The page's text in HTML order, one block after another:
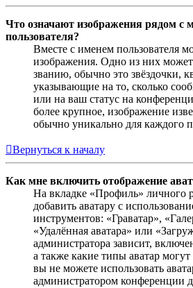
Что означают изображения рядом с
пользователя?
Вместе с именем пользователя
изображения. Одно из них
званию, обычно это звёздочки,
указывающие на то, сколько
или на ваш статус на
более крупное, изображение
обычно уникально для каждого
Вернуться к началу
Как мне включить отображение
На вкладке «Профиль» личного
добавить аватару с
инструментов: «Граватар»,
«Удалённая аватара» или
администратора зависит,
а также какие типы аватар
вы не можете использовать
администратором конференции